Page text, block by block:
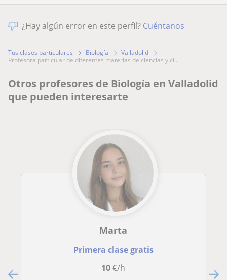
¿Hay algún error en este perfil? Cuéntanos
Tus clases particulares Biología
Valladolid
profesora particular de diferentes materias de ciencias y ci...
Otros profesores de Biología en Valladolid
que pueden interesarte
Marta
Primera clase gratis
10€/h